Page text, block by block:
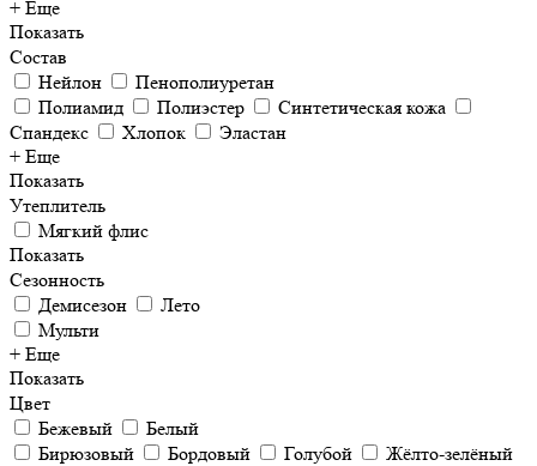
+ Еще
Показать
Состав
Нейлон
Пенополиуретан
Полиамид
Полиэстер
Синтетическая кожа
Спандекс
Хлопок
Эластан
+ Еще
Показать
Утеплитель
Мягкий флис
Показать
Сезонность
Демисезон
Лето
Мульти
+ Еще
Показать
Цвет
Бежевый
Белый
Бирюзовый
Бордовый Голубой Жёлто-зелёный